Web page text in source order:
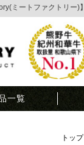
ミートファクトリー)】
一覧
トップ